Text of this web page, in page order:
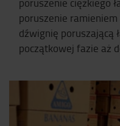
poruszenie ciężkiego
poruszenie
dźwignię poruszającą
początkowej fazie aż